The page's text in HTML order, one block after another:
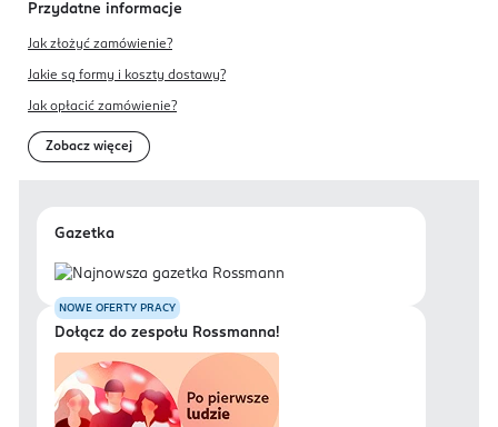
Przydatne informacje
Jak złożyć zamówienie?
Jakie są formy i koszty dostawy?
Jak opłacić zamówienie?
Zobacz więcej
Gazetka
NOWE OFERTY PRACY
Dołącz do zespołu Rossmanna!